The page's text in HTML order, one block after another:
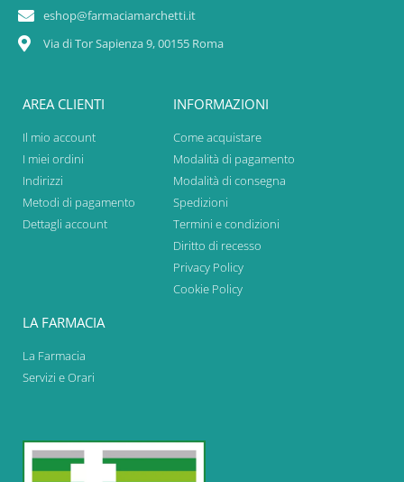
eshop@farmaciamarchetti.it
Via di Tor Sapienza 9, 00155 Roma
AREA CLIENTI
Il mio account
I miei ordini
Indirizzi
Metodi di pagamento
Dettagli account
INFORMAZIONI
Come acquistare
Modalità di pagamento
Modalità di consegna
Spedizioni
Termini e condizioni
Diritto di recesso
Privacy Policy
Cookie Policy
LA FARMACIA
La Farmacia
Servizi e Orari